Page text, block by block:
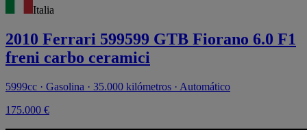
Italia
2010 Ferrari 599599 GTB Fiorano 6.0 F1
freni carbo ceramici
5999cc · Gasolina · 35.000 kilómetros · Automático
175.000 €